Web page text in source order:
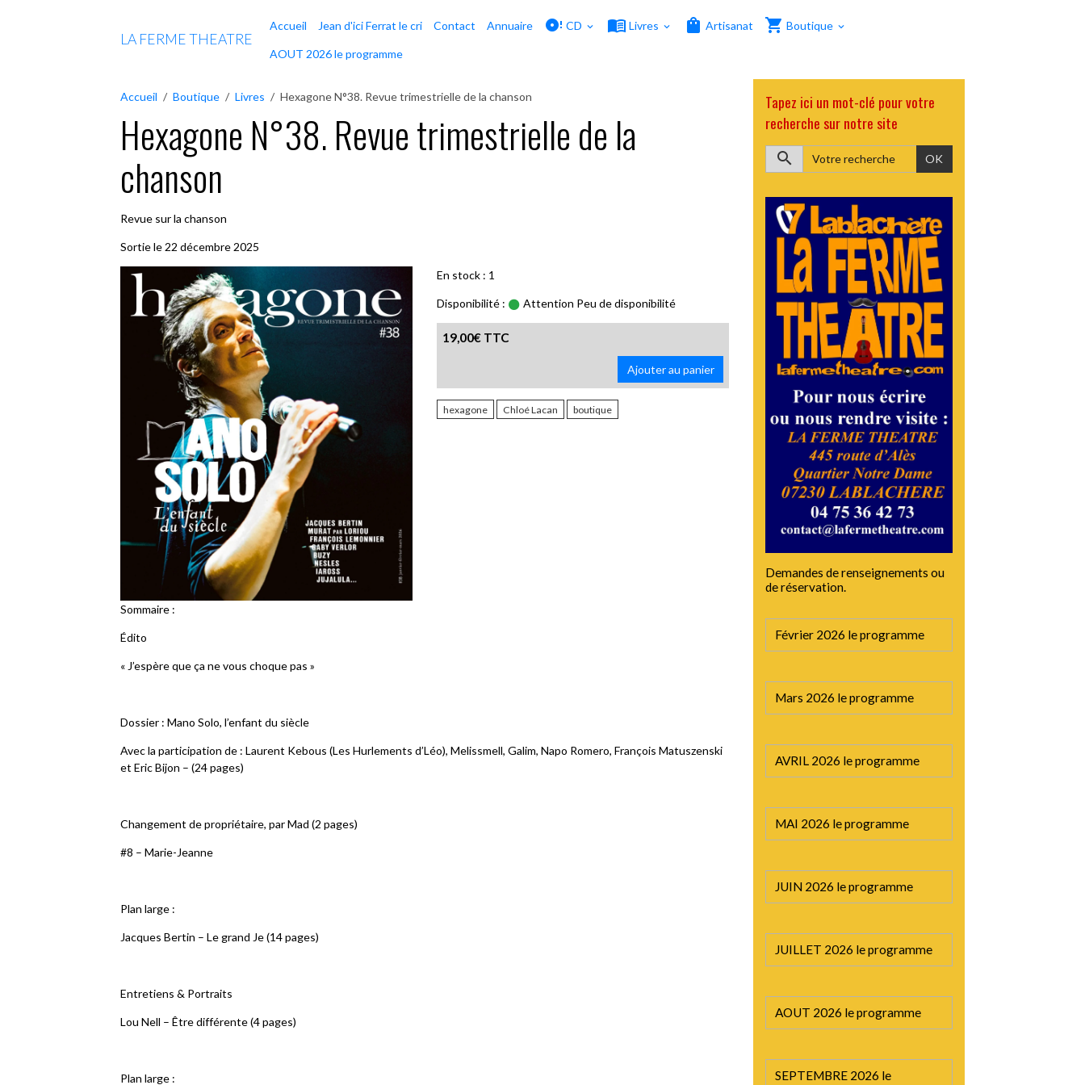
LA FERME THEATRE
Accueil Jean d'ici Ferrat le cri Contact Annuaire CD Livres Artisanat Boutique
AOUT 2026 le programme
Accueil Boutique Livres Hexagone N°38. Revue trimestrielle de la chanson
Hexagone N°38. Revue trimestrielle de la
chanson
Revue sur la chanson
Sortie le 22 décembre 2025
En stock : 1
Disponibilité : Attention Peu de disponibilité
19,00€ TTC
Ajouter au panier
hexagone Chloé Lacan boutique
Sommaire :
Édito
« J’espère que ça ne vous choque pas »
Dossier : Mano Solo, l’enfant du siècle
Avec la participation de : Laurent Kebous (Les Hurlements d’Léo), Melissmell, Galim, Napo Romero, François Matuszenski
et Eric Bijon – (24 pages)
Changement de propriétaire, par Mad (2 pages)
#8 – Marie-Jeanne
Plan large :
Jacques Bertin – Le grand Je (14 pages)
Entretiens & Portraits
Lou Nell – Être différente (4 pages)
Plan large :
Tapez ici un mot-clé pour votre
recherche sur notre site
OK
Demandes de renseignements ou
de réservation.
Février 2026 le programme
Mars 2026 le programme
AVRIL 2026 le programme
MAI 2026 le programme
JUIN 2026 le programme
JUILLET 2026 le programme
AOUT 2026 le programme
SEPTEMBRE 2026 le